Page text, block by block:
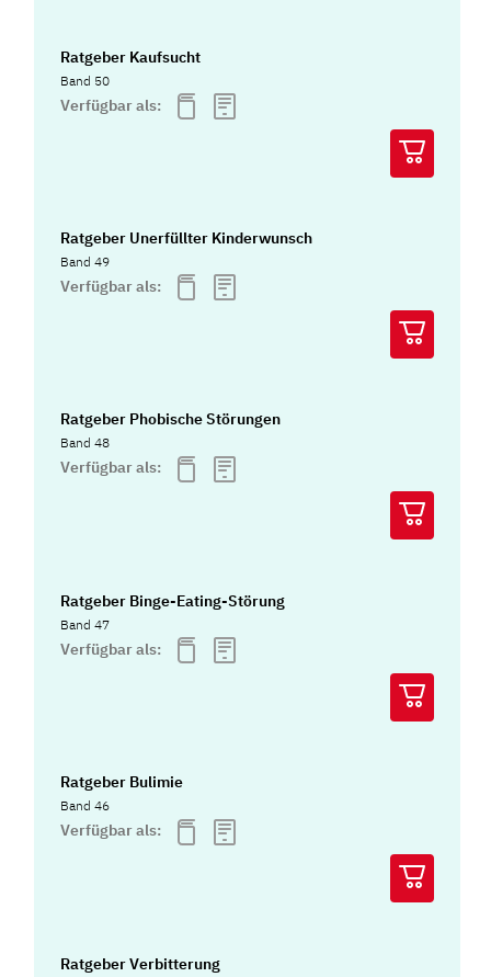
Ratgeber Kaufsucht
Band 50
Verfügbar als:
Ratgeber Unerfüllter Kinderwunsch
Band 49
Verfügbar als:
Ratgeber Phobische Störungen
Band 48
Verfügbar als:
Ratgeber Binge-Eating-Störung
Band 47
Verfügbar als:
Ratgeber Bulimie
Band 46
Verfügbar als:
Ratgeber Verbitterung